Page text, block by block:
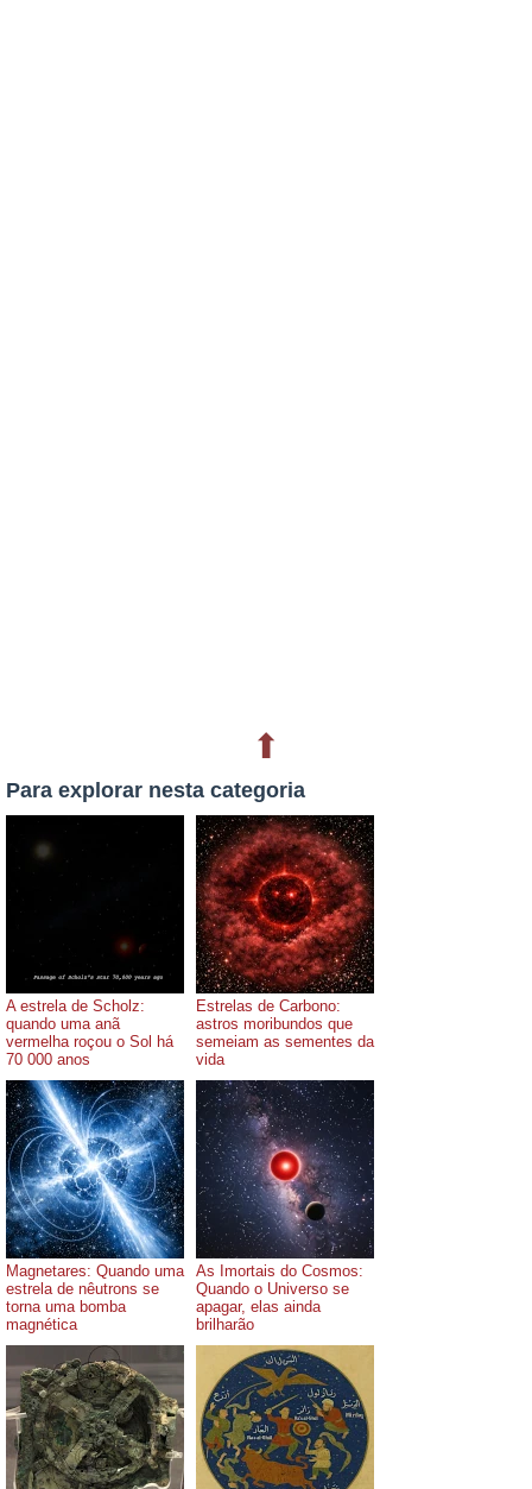
⬆
Para explorar nesta categoria
A estrela de Scholz:
quando uma anã
vermelha roçou o Sol há
70 000 anos
Estrelas de Carbono:
astros moribundos que
semeiam as sementes da
vida
Magnetares: Quando uma
estrela de nêutrons se
torna uma bomba
magnética
As Imortais do Cosmos:
Quando o Universo se
apagar, elas ainda
brilharão